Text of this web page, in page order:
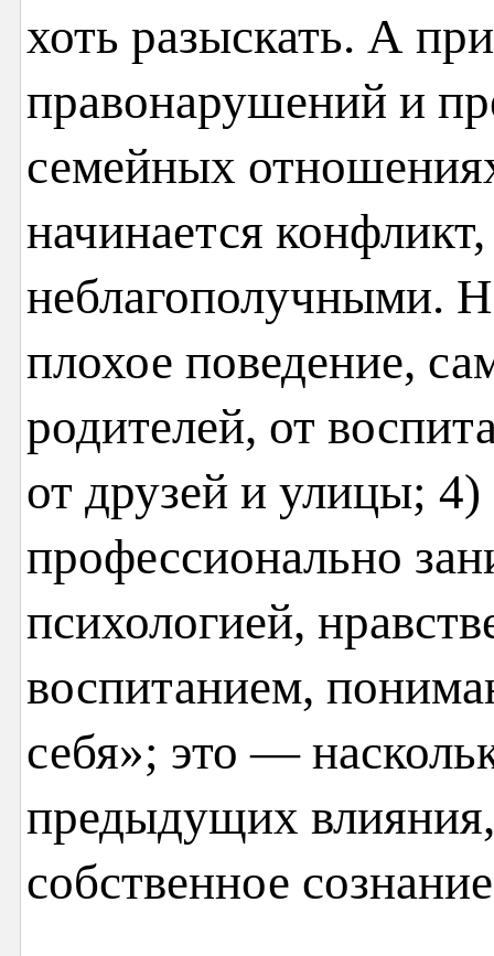
хоть разыскать. А
правонарушений и
семейных
начинается
неблагополучными.
плохое поведение,
родителей, от
от друзей и улицы;
профессионально
психологией,
воспитанием,
себя»; это —
предыдущих
собственное